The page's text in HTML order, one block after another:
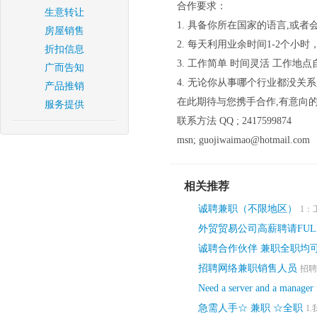
生意转让
房屋销售
折扣信息
广而告知
产品推销
服务提供
合作要求：
1. 具备你所在国家的语言,或者
2. 每天利用业余时间1-2个小时
3. 工作简单 时间灵活 工作地点
4. 无论你从事哪个行业都没关
在此期待与您携手合作,有意向
联系方法 QQ ; 2417599874
msn; guojiwaimao@hotmail.com
相关推荐
诚聘兼职（不限地区） 1：
外贸贸易公司高薪聘请
诚聘合作伙伴 兼职全职均
招聘网络兼职销售人员 招
Need a server and a
急需人手☆ 兼职 ☆全职 1.